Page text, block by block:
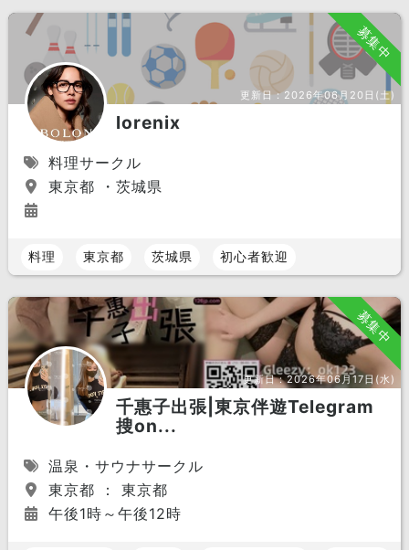
募集中
更新日：2026年06月20日(土)
lorenix
料理サークル
東京都 ・茨城県
料理 東京都 茨城県 初心者歓迎
募集中
更新日：2026年06月17日(水)
千惠子出張|東京伴遊Telegram
搜on...
温泉・サウナサークル
東京都 ： 東京都
午後1時～午後12時